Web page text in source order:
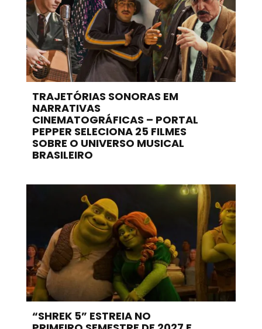
TRAJETÓRIAS SONORAS EM
NARRATIVAS
CINEMATOGRÁFICAS – PORTAL
PEPPER SELECIONA 25 FILMES
SOBRE O UNIVERSO MUSICAL
BRASILEIRO
“SHREK 5” ESTREIA NO